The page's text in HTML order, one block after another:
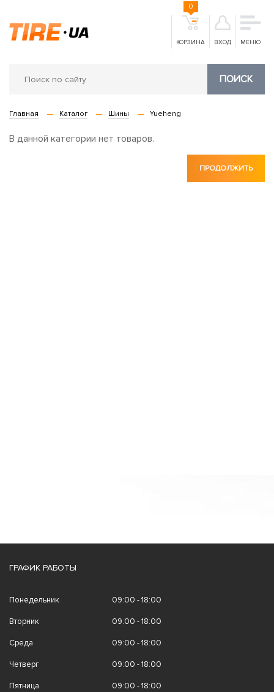
КОРЗИНА
0
ВХОД МЕНЮ
ПОИСК
Главная Каталог Шины Yueheng
В данной категории нет товаров.
ПРОДОЛЖИТЬ
ГРАФИК РАБОТЫ
Понедельник 09:00 - 18:00
Вторник 09:00 - 18:00
Среда 09:00 - 18:00
Четверг 09:00 - 18:00
Пятница 09:00 - 18:00